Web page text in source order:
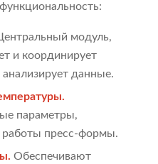
модуль,
и координирует
данные.
параметры,
работы пресс-формы.
Обеспечивают